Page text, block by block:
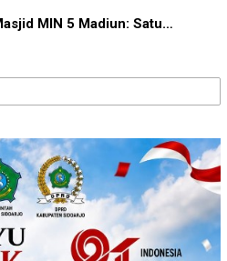
MIN 5 Madiun: Satu…